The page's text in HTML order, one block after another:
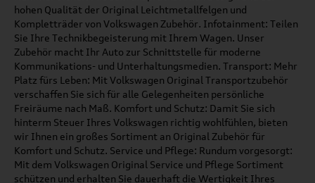
hohen Qualität der Original Leichtmetallfelgen und
Kompletträder von Volkswagen Zubehör. Infotainment: Teilen
Sie Ihre Technikbegeisterung mit Ihrem Wagen. Unser
Zubehör macht Ihr Auto zur Schnittstelle für moderne
Kommunikations- und Unterhaltungsmedien. Transport: Mehr
Platz fürs Leben: Mit Volkswagen Original Transportzubehör
verschaffen Sie sich für alle Gelegenheiten persönliche
Freiräume nach Maß. Komfort und Schutz: Damit Sie sich
hinterm Steuer Ihres Volkswagen richtig wohlfühlen, bieten
wir Ihnen ein großes Sortiment an Original Zubehör für
Komfort und Schutz. Service und Pflege: Rundum vorgesorgt:
Mit dem Volkswagen Original Service und Pflege Sortiment
schützen und erhalten Sie dauerhaft die Wertigkeit Ihres